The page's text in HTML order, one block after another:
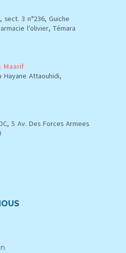
sect. 3 n°236, Guiche
l'olivier, Témara
Maarif
Hayane Attaouhidi,
5 Av. Des Forces Armees